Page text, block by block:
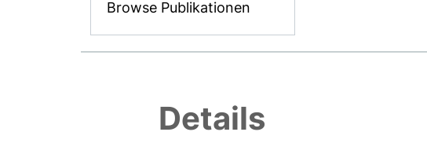
Browse Publikationen
Details